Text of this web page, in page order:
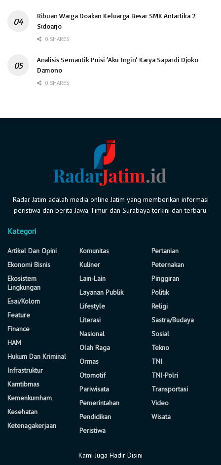
Ribuan Warga Doakan Keluarga Besar SMK Antartika 2
Sidoarjo
0 SHARES
Analisis Semantik Puisi ‘Aku Ingin’ Karya Sapardi Djoko
Damono
0 SHARES
Radar Jatim adalah media online Jatim yang memberikan informasi
peristiwa dan berita Jawa Timur dan Surabaya terkini dan terbaru.
Kategori
Artikel Dan Opini
Ekonomi Bisnis
Ekosistem
Lingkungan
Esai/Kolom
Feature
Finance
HAM
Hukum Dan Kriminal
Infrastruktur
Kamtibmas
Kemenkumham
Kesehatan
Ketenagakerjaan
Komunitas
Kuliner
Lain-Lain
Layanan Publik
Lifestyle
Literasi
Nasional
Olah Raga
Ormas
Otomotif
Pariwisata
Pemerintahan
Pendidikan
Peristiwa
Pertanian
Peternakan
Pinggiran
Politik
Religi
Sastra/Budaya
Sosial
Tekno
TNI
TNI-Polri
Transportasi
Video
Wisata
Kami Juga Hadir Disini